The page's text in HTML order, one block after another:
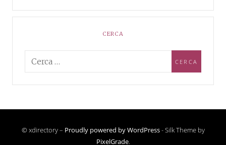
CERCA
© xdirectory – Proudly powered by WordPress-Silk Theme by
PixelGrade.